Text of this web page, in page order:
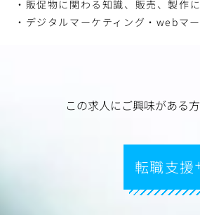
・販促物に関わる知識、販売、製作
・デジタルマーケティング・webマ
この求人にご興味がある方
転職支援